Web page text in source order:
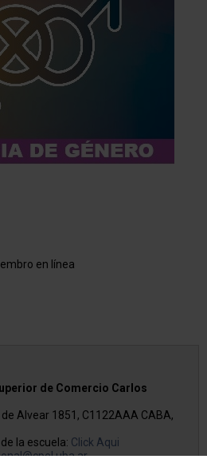
en línea
de Comercio Carlos
de Alvear 1851, C1122AAA CABA,
la escuela: Click Aqui